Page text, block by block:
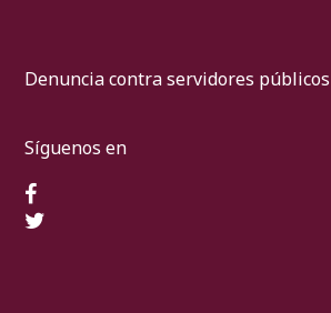
Denuncia contra servidores públicos
Síguenos en